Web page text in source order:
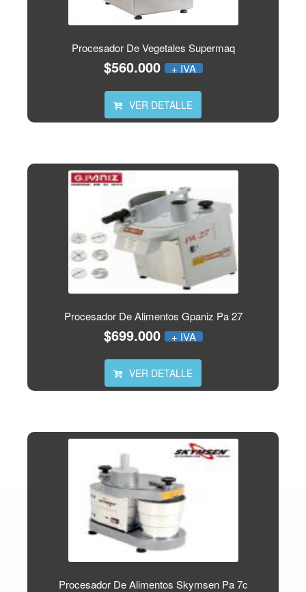
Procesador De Vegetales Supermaq
$560.000 + IVA
VER DETALLE
Procesador De Alimentos Gpaniz Pa 27
$699.000 + IVA
VER DETALLE
Procesador De Alimentos Skymsen Pa 7c